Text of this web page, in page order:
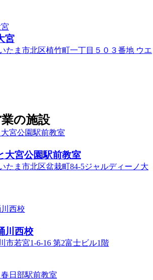
宮
たま市北区植竹町一丁目５０３番地 ウエ
の施設
大宮公園駅前教室
たま市北区盆栽町84-5ジャルディーノ大
川西校
市若宮1-6-16 第2富士ビル1階